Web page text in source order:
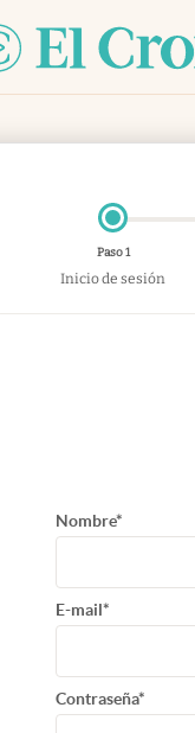
Paso 1
Inicio de sesión
Nombre*
E-mail*
Contraseña*